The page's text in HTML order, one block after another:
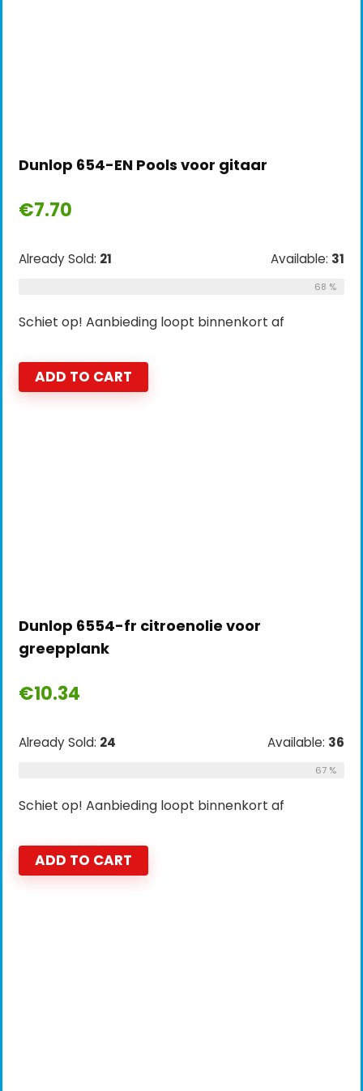
Dunlop 654-EN Pools voor gitaar
€7.70
Already Sold: 21 Available: 31
68 %
Schiet op! Aanbieding loopt binnenkort af
ADD TO CART
Dunlop 6554-fr citroenolie voor
greepplank
€10.34
Already Sold: 24 Available: 36
67 %
Schiet op! Aanbieding loopt binnenkort af
ADD TO CART